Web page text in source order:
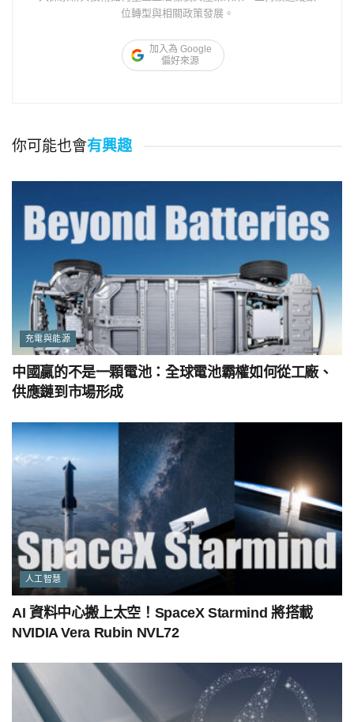
位轉型與相關政策發展。
加入為 Google
偏好來源
你可能也會有興趣
充電與能源
中國贏的不是一顆電池：全球電池霸權如何從工廠、
供應鏈到市場形成
人工智慧
AI 資料中心搬上太空！SpaceX Starmind 將搭載
NVIDIA Vera Rubin NVL72